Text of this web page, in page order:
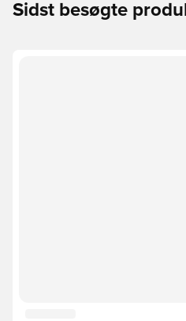
Sidst besøgte